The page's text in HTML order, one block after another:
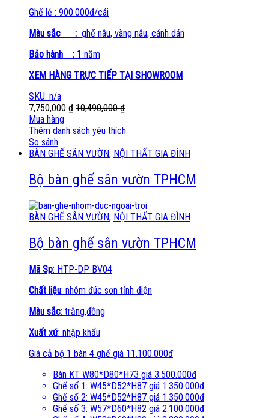
Ghế lẻ : 900.000đ/cái
Màu sắc : ghế nâu, vàng nâu, cánh dán
Bảo hành : 1 năm
XEM HÀNG TRỰC TIẾP TẠI SHOWROOM
SKU: n/a
7,750,000 ₫ 10,490,000₫
Mua hàng
Thêm danh sách yêu thích
So sánh
BÀN GHẾ SÂN VƯỜN, NỘI THẤT GIA ĐÌNH
Bộ bàn ghế sân vườn TPHCM
BÀN GHẾ SÂN VƯỜN, NỘI THẤT GIA ĐÌNH
Bộ bàn ghế sân vườn TPHCM
Mã Sp: HTP-DP BV04
Chất liệu: nhôm đúc sơn tỉnh điện
Màu sắc: trắng,đồng
Xuất xứ: nhập khẩu
Giá cả bộ 1 bàn 4 ghế giá 11.100.000đ
Bàn KT W80*D80*H73 giá 3.500.000đ
Ghế số 1: W45*D52*H87 giá 1.350.000đ
Ghế số 2: W45*D52*H87 giá 1.350.000đ
Ghế số 3: W57*D60*H82 giá 2.100.000đ